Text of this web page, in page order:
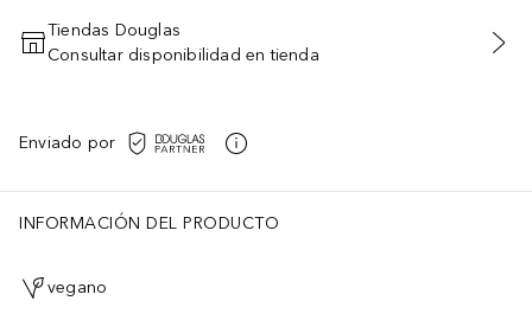
AÑADIR AL CARRITO
Tiendas Douglas
Consultar disponibilidad en tienda
Enviado por
INFORMACIÓN DEL PRODUCTO
vegano